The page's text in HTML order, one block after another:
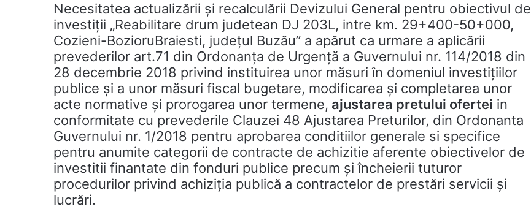
Necesitatea actualizării și recalculării Devizului General pentru obiectivul de
investiţii „Reabilitare drum judetean DJ 203L, intre km. 29+400-50+000,
Cozieni-BozioruBraiesti, județul Buzău” a apărut ca urmare a aplicării
prevederilor art.71 din Ordonanța de Urgență a Guvernului nr. 114/2018 din
28 decembrie 2018 privind instituirea unor măsuri în domeniul investițiilor
publice şi a unor măsuri fiscal bugetare, modificarea şi completarea unor
acte normative şi prorogarea unor termene, ajustarea pretului ofertei in
conformitate cu prevederile Clauzei 48 Ajustarea Preturilor, din Ordonanta
Guvernului nr. 1/2018 pentru aprobarea conditiilor generale si specifice
pentru anumite categorii de contracte de achizitie aferente obiectivelor de
investitii finantate din fonduri publice precum și încheierii tuturor
procedurilor privind achiziția publică a contractelor de prestări servicii și
lucrări.